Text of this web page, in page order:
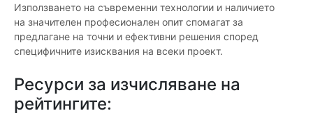
Използването на съвременни технологии и наличието
на значителен професионален опит спомагат за
предлагане на точни и ефективни решения според
специфичните изисквания на всеки проект.
Ресурси за изчисляване на
рейтингите: